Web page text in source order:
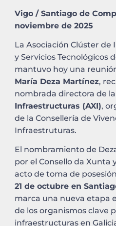
Vigo / Santiago de
noviembre de 2025
La Asociación Clúster de
y Servicios Tecnológicos
mantuvo hoy una
María Deza Martínez,
nombrada directora de la
Infraestructuras (AXI),
de la Consellería de
Infraestruturas.
El nombramiento de
por el Consello da Xunta
acto de toma de
21 de octubre en
marca una nueva etapa
de los organismos clave
infraestructuras en